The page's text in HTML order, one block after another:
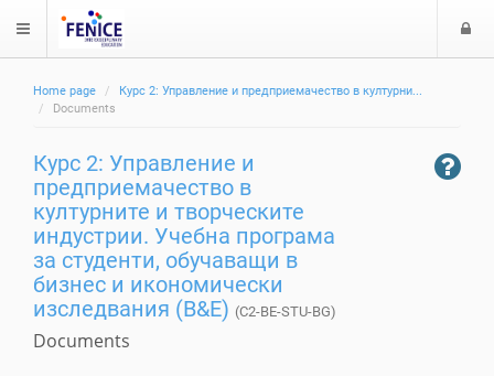
Home page
Курс 2: Управление и предприемачество в културни...
Documents
Курс 2: Управление и
предприемачество в
културните и творческите
индустрии. Учебна програма
за студенти, обучаващи в
бизнес и икономически
изследвания (B&E) (C2-BE-STU-BG)
Documents